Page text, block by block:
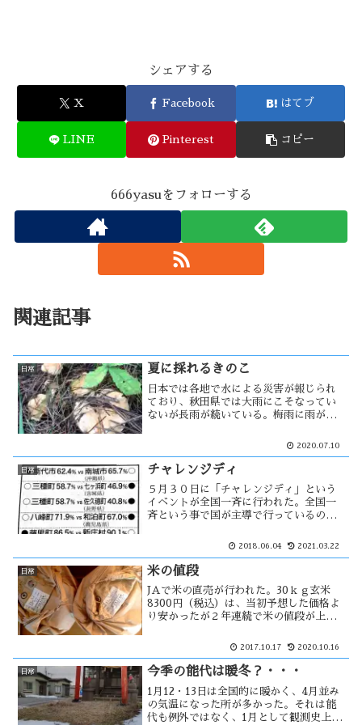
シェアする
X Facebook はてブ
LINE Pinterest コピー
666yasuをフォローする
関連記事
日常 夏に採れるきのこ
日本では各地で水による災害が報じられ
ており、秋田県では大雨にこそなってい
ないが長雨が続いている。梅雨に雨が多
キノコは秋と思われがちだが、夏にも採
で、それを探しに行ってみた。
2020.07.10
日常 チャレンジディ
５月３０日に「チャレンジディ」という
イベントが全国一斉に行われた。全国一
斉という事で国が主導で行っているのか
行われているイベントの様です。小野清
(2017年・退任)で・・・
2018.06.04 2021.03.22
日常 米の値段
JAで米の直売が行われた。30ｋｇ玄米
8300円（税込）は、当初予想した価格よ
り安かったが２年連続で米の値段が上が
うまくいって米の値段を上げる事が出来
よって値段が決まる。
2017.10.17 2020.10.16
日常 今季の能代は暖冬？・・・
1月12・13日は全国的に暖かく、4月並み
の気温になった所が多かった。それは能
代も例外ではなく、1月として観測史上最